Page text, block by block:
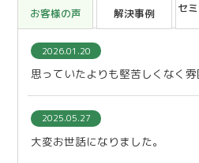
お客様の声 解決事例 セ
2026.01.20
思っていたよりも堅苦しくなく
2025.05.27
大変お世話になりました。